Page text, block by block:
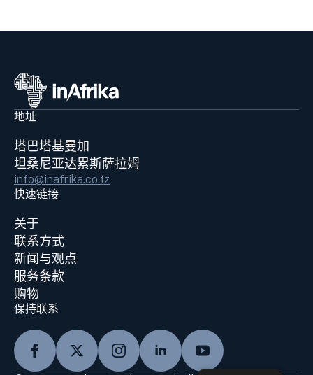
地址
塔巴塔基曼加
坦桑尼亚达累斯萨拉姆
info@inafrika.co.tz
快速链接
关于
联系方式
新闻与观点
服务条款
购物
保持联系